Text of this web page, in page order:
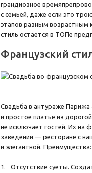
грандиозное
с семьей, даже если это
этапов разным возрастным
стиль остается в ТОПе
Французский
Свадьба в антураже Парижа
и простое платье из
не исключает гостей. Их на
заведении — ресторане с
и элегантной. Преимущества:
Отсутствие суеты.